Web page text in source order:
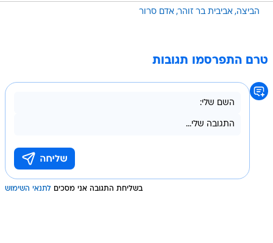
הביצה אביבית בר זוהר אדם סרור
טרם התפרסמו תגובות
בשליחת התגובה אני מסכים לתנאי השימוש